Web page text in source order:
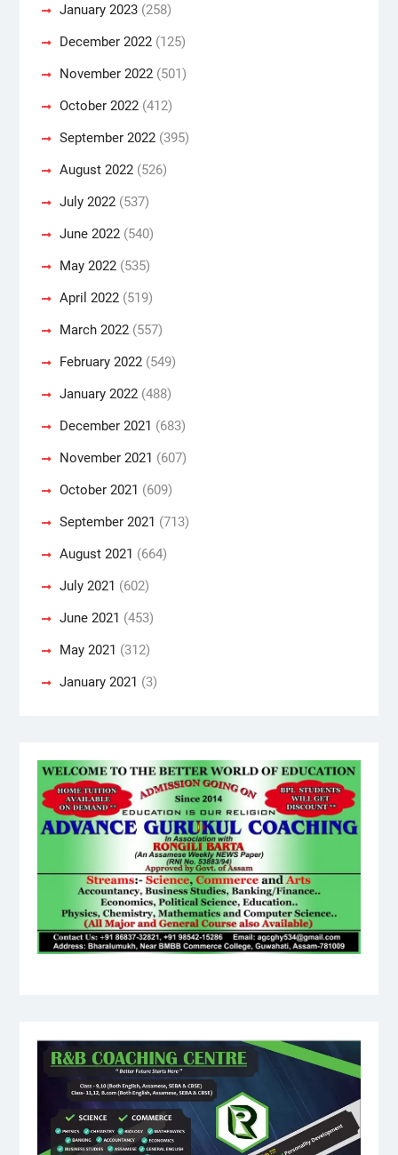
January 2023(258)
December 2022(125)
November 2022(501)
October 2022(412)
September 2022(395)
August 2022(526)
July 2022(537)
June 2022(540)
May 2022(535)
April 2022(519)
March 2022(557)
February 2022(549)
January 2022(488)
December 2021 (683)
November 2021 (607)
October 2021 (609)
September 2021 (713)
August 2021 (664)
July 2021 (602)
June 2021 (453)
May 2021 (312)
January 2021 (3)